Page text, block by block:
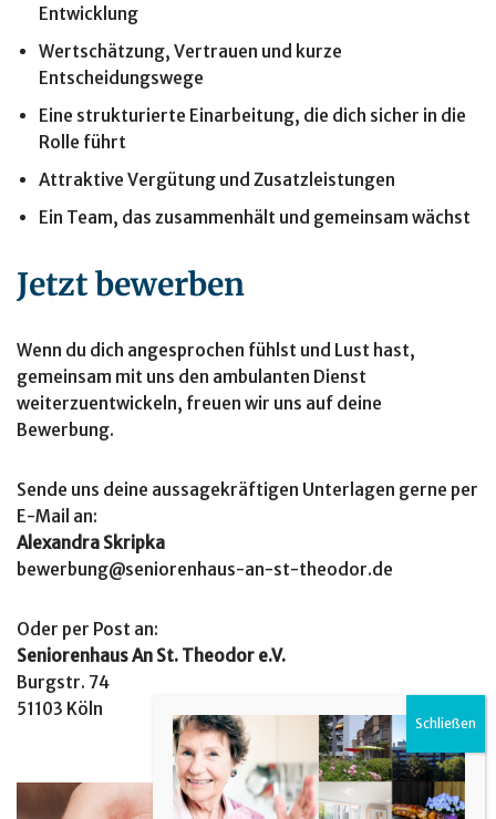
Entwicklung
Wertschätzung, Vertrauen und kurze
Entscheidungswege
Eine strukturierte Einarbeitung, die dich sicher in die
Rolle führt
Attraktive Vergütung und Zusatzleistungen
Ein Team, das zusammenhält und gemeinsam wächst
Jetzt bewerben
Wenn du dich angesprochen fühlst und Lust hast,
gemeinsam mit uns den ambulanten Dienst
weiterzuentwickeln, freuen wir uns auf deine
Bewerbung.
Sende uns deine aussagekräftigen Unterlagen gerne per
E-Mail an:
Alexandra Skripka
bewerbung@seniorenhaus-an-st-theodor.de
Oder per Post an:
Seniorenhaus An St. Theodor e.V.
Burgstr. 74
51103 Köln